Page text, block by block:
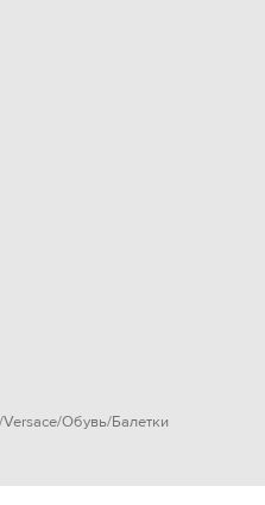
Versace Обувь Балетки